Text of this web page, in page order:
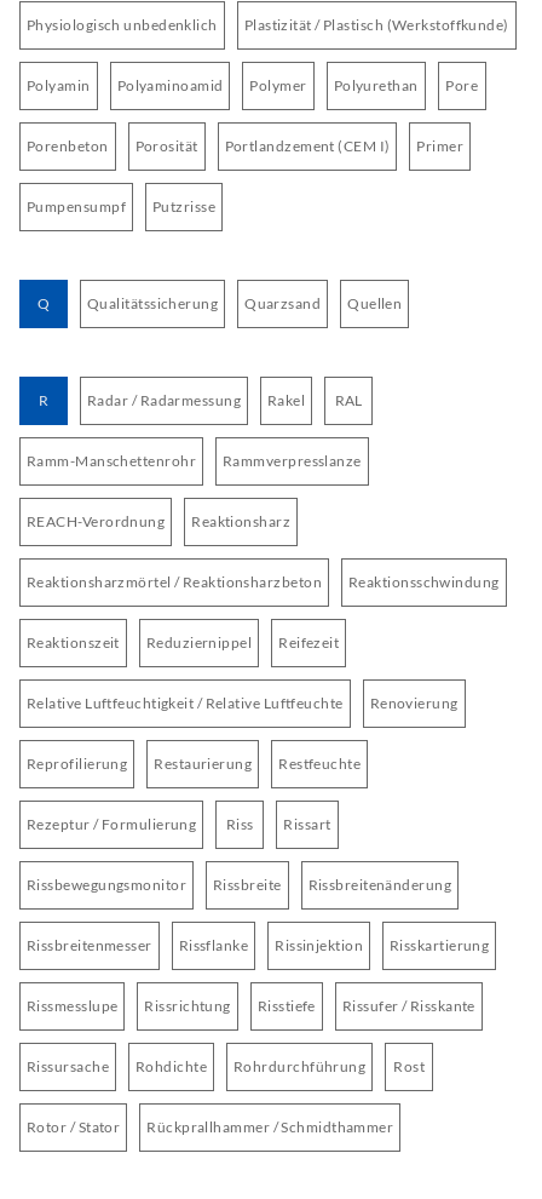
Physiologisch unbedenklich Plastizität / Plastisch (Werkstoffkunde)
Polyamin Polyaminoamid Polymer Polyurethan Pore
Porenbeton Porosität Portlandzement (CEM I) Primer
Pumpensumpf Putzrisse
Q Qualitätssicherung Quarzsand Quellen
R Radar / Radarmessung Rakel RAL
Ramm-Manschettenrohr Rammverpresslanze
REACH-Verordnung Reaktionsharz
Reaktionsharzmörtel / Reaktionsharzbeton Reaktionsschwindung
Reaktionszeit Reduziernippel Reifezeit
Relative Luftfeuchtigkeit / Relative Luftfeuchte Renovierung
Reprofilierung Restaurierung Restfeuchte
Rezeptur / Formulierung Riss Rissart
Rissbewegungsmonitor Rissbreite Rissbreitenänderung
Rissbreitenmesser Rissflanke Rissinjektion Risskartierung
Rissmesslupe Rissrichtung Risstiefe Rissufer / Risskante
Rissursache Rohdichte Rohrdurchführung Rost
Rotor / Stator Rückprallhammer / Schmidthammer